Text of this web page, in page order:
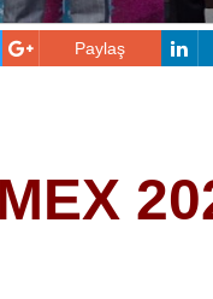
Paylaş